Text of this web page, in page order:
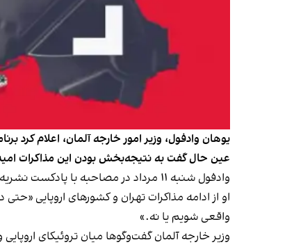
یوهان وادفول، وزیر امور خارجه آلمان، اعلام کرد
عین حال گفت به نتیجه‌بخش بودن این مذاکرات امید
وادفول شنبه ۱۱ مرداد در مصاحبه با پادکست نشریه پولیتیکو تاکید کرد جمهوری اسلامی پس از حملات آمریکا و اسرائیل به تاسیسات هسته‌ای‌اش تضعیف شده است.
او از ادامه مذاکرات تهران و کشورهای اروپایی
واقعی شویم یا نه.»
وزیر خارجه آلمان گفت‌وگوها میان تروئیکای